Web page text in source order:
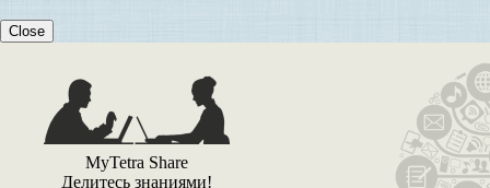
Close
MyTetra Share
Делитесь знаниями!